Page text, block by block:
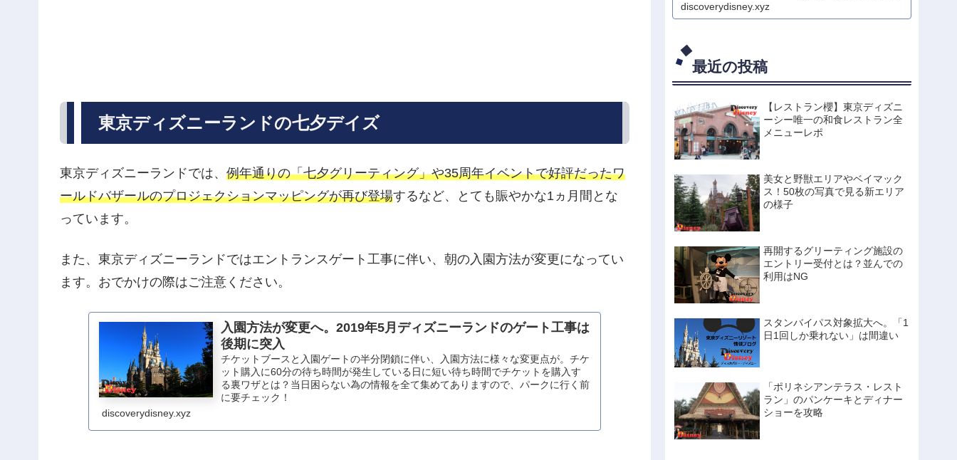
東京ディズニーランドの七夕デイズ
東京ディズニーランドでは、 例年通りの「七夕グリーティング」や35周年イベントで好評だったワ
ールドバザールのプロジェクションマッピングが再び登場するなど、とても賑やかな1ヵ月間とな
っています。
また、東京ディズニーランドではエントランスゲート工事に伴い、朝の入園方法が変更になってい
ます。おでかけの際はご注意ください。
入園方法が変更へ。2019年5月ディズニーランドのゲート工事は
後期に突入
チケットブースと入園ゲートの半分閉鎖に伴い、入園方法に様々な変更点が。チケ
ット購入に60分の待ち時間が発生している日に短い待ち時間でチケットを購入す
る裏ワザとは？当日困らない為の情報を全て集めてありますので、パークに行く前
に要チェック！
discoverydisney.xyz
件が明らかに。ミッキ
discoverydisney.xyz
最近の投稿
【レストラン櫻】東京ディズニ
ーシー唯一の和食レストラン全
メニューレポ
美女と野獣エリアやベイマック
ス！50枚の写真で見る新エリア
の様子
再開するグリーティング施設の
エントリー受付とは？並んでの
利用はNG
スタンバイパス対象拡大へ。「1
日1回しか乗れない」は間違い
「ポリネシアンテラス・レスト
ラン」のパンケーキとディナー
ショーを攻略